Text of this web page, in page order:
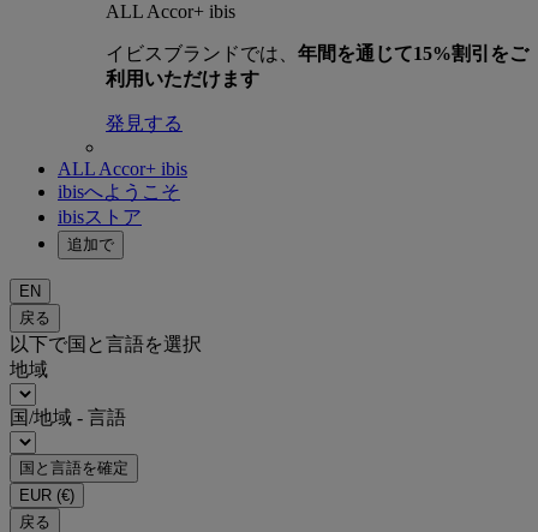
ALL Accor+ ibis
イビスブランドでは、 年間を通じて15%割引をご
利用いただけます
発見する
ALL Accor+ ibis
ibisへようこそ
ibisストア
追加で
EN
戻る
以下で国と言語を選択
地域
国/地域 - 言語
国と言語を確定
EUR (€)
戻る